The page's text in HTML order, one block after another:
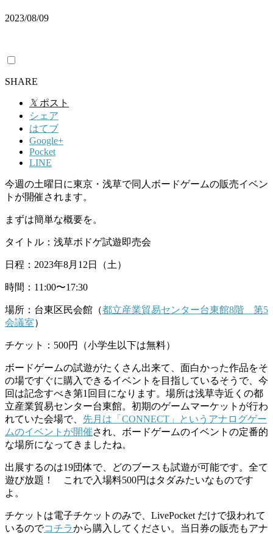
2023/08/09
SHARE
𝕏 ポスト
シェア
はてブ
Google+
Pocket
LINE
今週の土曜日に東京・浅草で同人ボードゲームの販売イベン
トが開催されます。
まずは簡単な概要を。
タイトル：浅草ボドゲ試遊即売会
日程：2023年8月12日（土）
時間：11:00〜17:30
場所：台東区民会館（都立産業貿易センター台東館8階 第5
会議室）
チケット：500円（小学生以下は無料）
ボードゲームの試遊がたくさん出来て、面白かった作品をそ
の場ですぐに購入できるイベントを目指しているそうで、今
回は記念すべき第1回目になります。場所は浅草寺近くの都
立産業貿易センター台東館。初期のゲームマーケットが行わ
れていた会場で、 先月は「CONNECT」というアナログゲー
ムのイベントが開催され、ボードゲームのイベントの定番的
な場所になってきましたね。
出展するのは19団体で、どのブースも試遊が可能です。全て
遊び放題！ これで入場料500円はタダみたいなものです
よ。
チケットは電子チケットのみで、LivePocket だけで扱われて
いるのでコチラから購入してください。当日券の販売もアナ